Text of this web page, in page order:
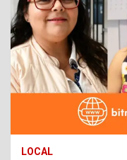
LOCAL